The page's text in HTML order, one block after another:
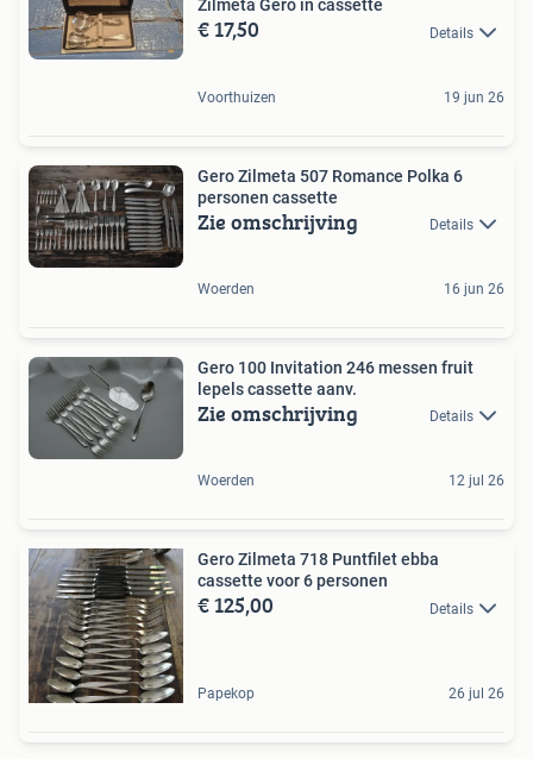
Zilmeta Gero in cassette
€ 17,50 Details
Voorthuizen 19 jun 26
Gero Zilmeta 507 Romance Polka 6
personen cassette
Zie omschrijving Details
Woerden 16 jun 26
Gero 100 Invitation 246 messen fruit
lepels cassette aanv.
Zie omschrijving Details
Woerden 12 jul 26
Gero Zilmeta 718 Puntfilet ebba
cassette voor 6 personen
€ 125,00 Details
Papekop 26 jul 26